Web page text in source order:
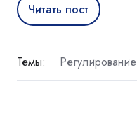
Читать пост
Темы: Регулирование